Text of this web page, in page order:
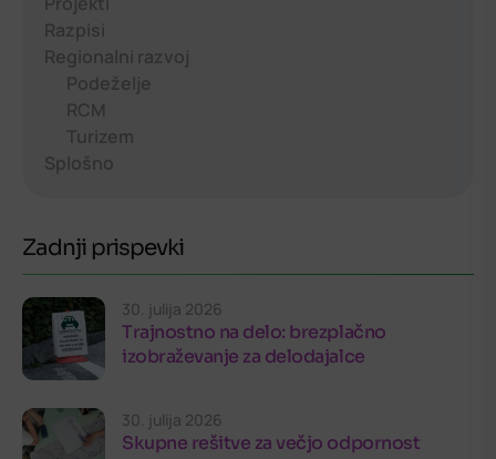
Razpisi
Regionalni razvoj
Podeželje
RCM
Turizem
Splošno
Zadnji prispevki
30. julija 2026
Trajnostno na delo: brezplačno
izobraževanje za delodajalce
30. julija 2026
Skupne rešitve za večjo odpornost